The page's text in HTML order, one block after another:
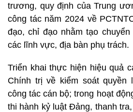
trương, quy định của Trung
công tác năm 2024 về
đạo, chỉ đạo nhằm tạo
các lĩnh vực, địa bàn phụ trách.
Triển khai thực hiện hiệu quả
Chính trị về kiểm soát quyền
công tác cán bộ; trong hoạt
thi hành kỷ luật Đảng, thanh